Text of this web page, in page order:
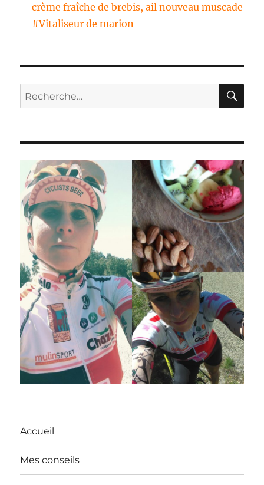
crème fraîche de brebis, ail nouveau muscade
#Vitaliseur de marion
Recherche
pour :
Accueil
Mes conseils